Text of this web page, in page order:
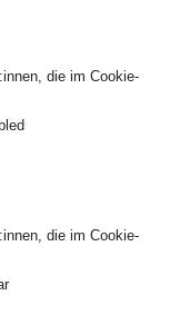
die im Cookie-
die im Cookie-